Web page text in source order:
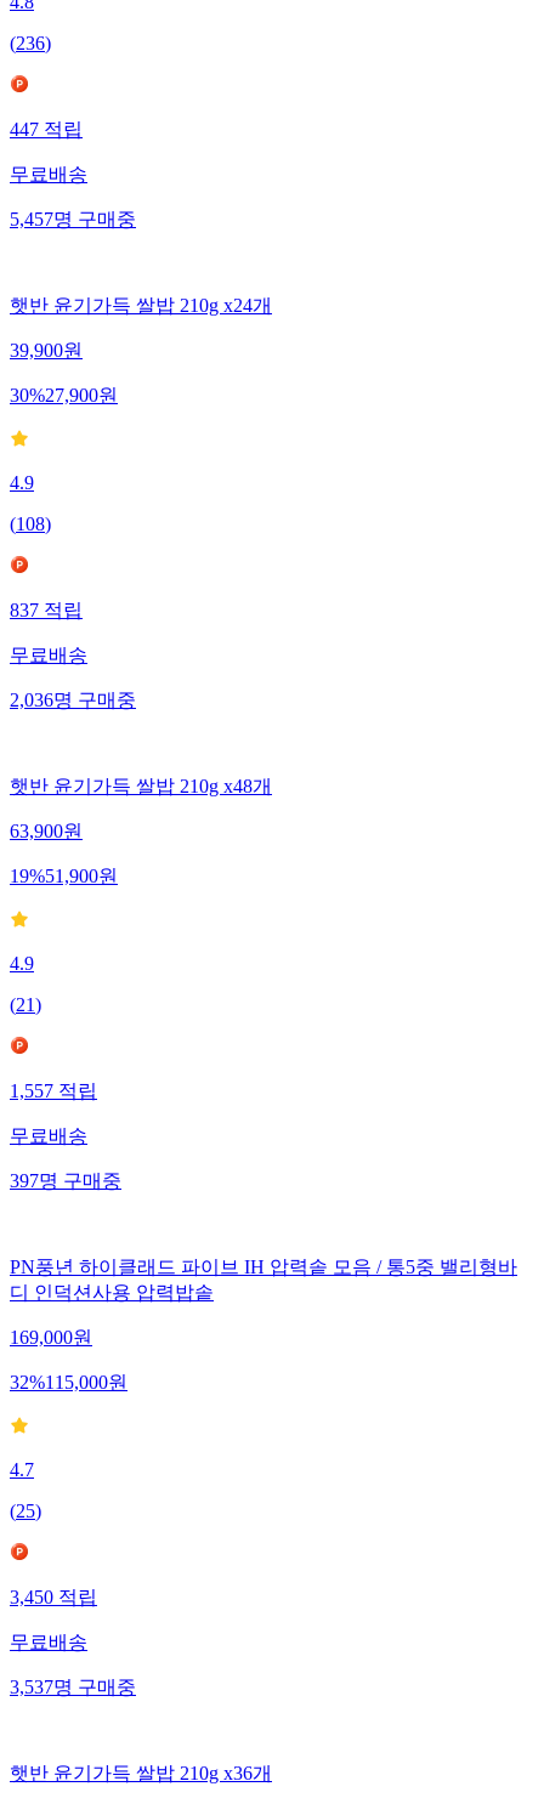
(236)
447 적립
무료배송
5,457명 구매중
햇반 윤기가득 쌀밥 210g x24개
39,900원
30%27,900원
4.9
(108)
837 적립
무료배송
2,036명 구매중
햇반 윤기가득 쌀밥 210g x48개
63,900원
19%51,900원
4.9
(21)
1,557적립
무료배송
397명구매중
PN풍년 하이클래드 파이브 IH 압력솥 모음 / 통5중 밸리형바
디 인덕션사용 압력밥솥
169,000원
32%115,000원
4.7
(25)
3,450적립
무료배송
3,537명구매중
햇반 윤기가득 쌀밥 210g x36개